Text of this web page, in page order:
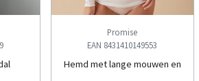
Promise
EAN 8431410149553
Hemd met lange mouwen en